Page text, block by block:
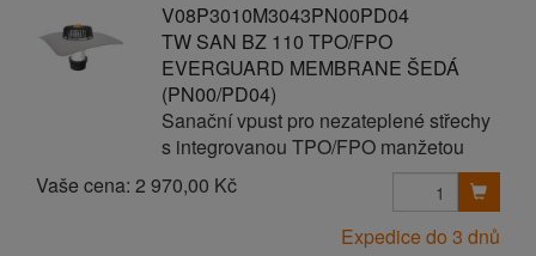
V08P3010M3043PN00PD04
TW SAN BZ 110 TPO/FPO
EVERGUARD MEMBRANE ŠEDÁ
(PN00/PD04)
Sanační vpust pro nezateplené střechy
s integrovanou TPO/FPO manžetou
Vaše cena: 2 970,00 Kč
Expedice do 3 dnů